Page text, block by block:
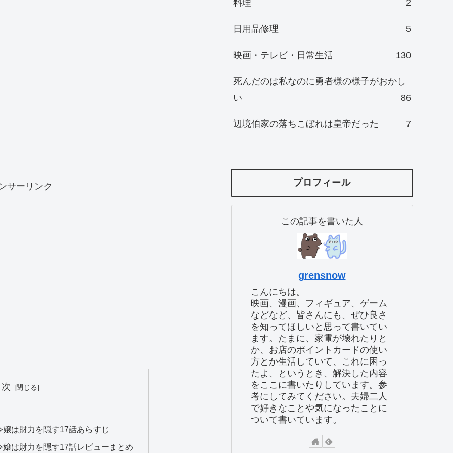
サーリンク
は財力を隠す17話あらすじ
は財力を隠す17話レビューまとめ
料理 2
日用品修理 5
映画・テレビ・日常生活 130
死んだのは私なのに勇者様の様子がおかし
い
86
辺境伯家の落ちこぼれは皇帝だった 7
プロフィール
この記事を書いた人
grensnow
こんにちは。
映画、漫画、フィギュア、ゲーム
などなど、皆さんにも、ぜひ良さ
を知ってほしいと思って書いてい
ます。たまに、家電が壊れたりと
か、お店のポイントカードの使い
方とか生活していて、これに困っ
たよ、というとき、解決した内容
をここに書いたりしています。参
考にしてみてください。夫婦二人
で好きなことや気になったことに
ついて書いています。